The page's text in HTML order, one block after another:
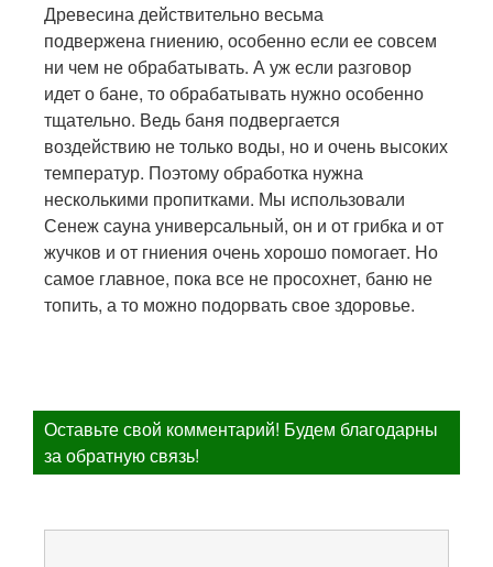
Древесина действительно весьма
подвержена гниению, особенно если ее совсем
ни чем не обрабатывать. А уж если разговор
идет о бане, то обрабатывать нужно особенно
тщательно. Ведь баня подвергается
воздействию не только воды, но и очень высоких
температур. Поэтому обработка нужна
несколькими пропитками. Мы использовали
Сенеж сауна универсальный, он и от грибка и от
жучков и от гниения очень хорошо помогает. Но
самое главное, пока все не просохнет, баню не
топить, а то можно подорвать свое здоровье.
Оставьте свой комментарий! Будем благодарны
за обратную связь!